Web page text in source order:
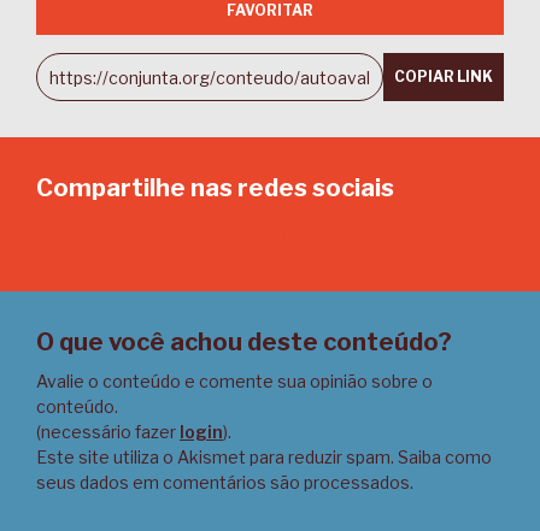
FAVORITAR
COPIAR LINK
Compartilhe nas redes sociais
O que você achou deste conteúdo?
Avalie o conteúdo e comente sua opinião sobre o
conteúdo.
(necessário fazer login).
Este site utiliza o Akismet para reduzir spam. Saiba como
seus dados em comentários são processados.